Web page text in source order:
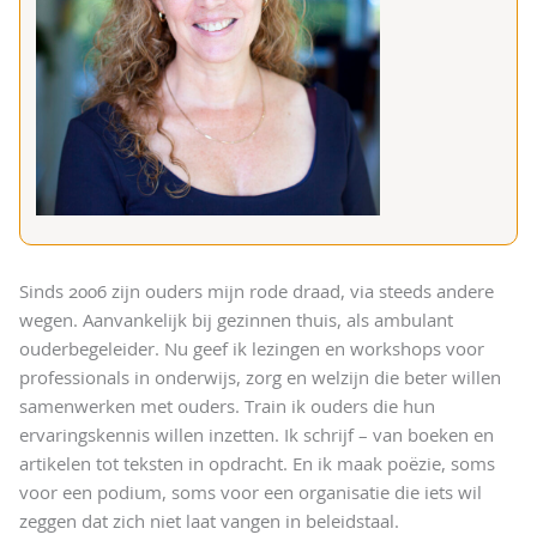
Sinds 2006 zijn ouders mijn rode draad, via steeds andere
wegen. Aanvankelijk bij gezinnen thuis, als ambulant
ouderbegeleider. Nu geef ik lezingen en workshops voor
professionals in onderwijs, zorg en welzijn die beter willen
samenwerken met ouders. Train ik ouders die hun
ervaringskennis willen inzetten. Ik schrijf – van boeken en
artikelen tot teksten in opdracht. En ik maak poëzie, soms
voor een podium, soms voor een organisatie die iets wil
zeggen dat zich niet laat vangen in beleidstaal.